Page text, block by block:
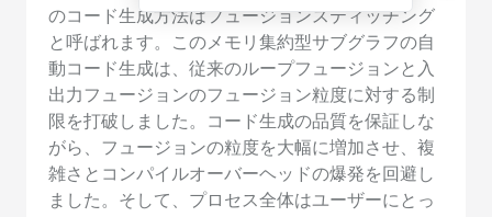
のコード生成方法はフュージョンスティッチング
と呼ばれます。このメモリ集約型サブグラフの自
動コード生成は、従来のループフュージョンと入
出力フュージョンのフュージョン粒度に対する制
限を打破しました。コード生成の品質を保証しな
がら、フュージョンの粒度を大幅に増加させ、複
雑さとコンパイルオーバーヘッドの爆発を回避し
ました。そして、プロセス全体はユーザーにとっ